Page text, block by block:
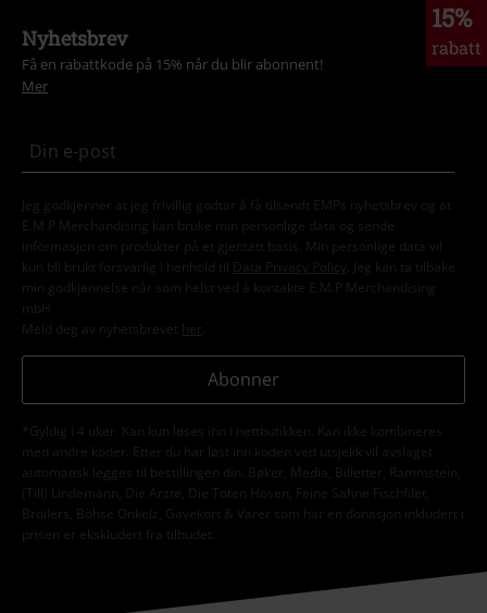
15%
rabatt
Nyhetsbrev
Få en rabattkode på 15% når du blir abonnent!
Mer
Jeg godkjenner at jeg frivillig godtar å få tilsendt EMPs nyhetsbrev og at
E.M.P Merchandising kan bruke min personlige data og sende
informasjon om produkter på et gjentatt basis. Min personlige data vil
kun bli brukt forsvarlig i henhold til
Data Privacy Policy
. Jeg kan ta tilbake
min godkjennelse når som helst ved å kontakte E.M.P Merchandising
mbH
Meld deg av nyhetsbrevet her
Abonner
*Gyldig i 4 uker. Kan kun løses inn i nettbutikken. Kan ikke kombineres
med andre koder. Etter du har løst inn koden ved utsjekk vil avslaget
automatisk legges til bestillingen din. Bøker, Media, Billetter, Rammstein,
(Till) Lindemann, Die Ärzte, Die Toten Hosen, Feine Sahne Fischfilet,
Broilers, Böhse Onkelz, Gavekort & Varer som har en donasjon inkludert i
prisen er ekskludert fra tilbudet.